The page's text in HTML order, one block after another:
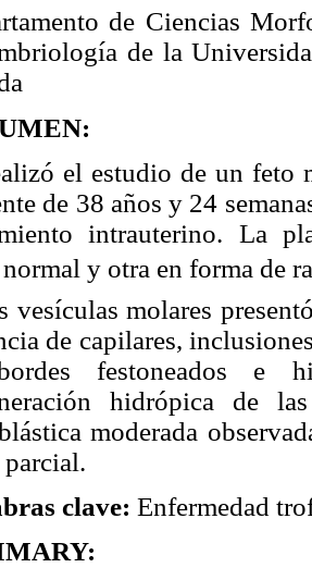
de Ciencias
de la
el estudio de un feto
de 38 años y 24
intrauterino. La
y otra en forma de
vesículas molares
de capilares,
festoneados e
hidrópica de
moderada
clave: Enfermedad